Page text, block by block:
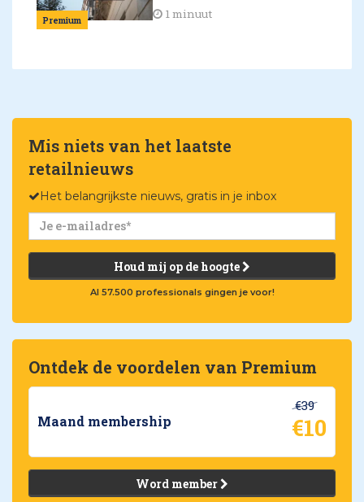
Premium 1 minuut
Mis niets van het laatste
retailnieuws
Het belangrijkste nieuws, gratis in je inbox
Houd mij op de hoogte
Al 57.500 professionals gingen je voor!
Ontdek de voordelen van Premium
Maand membership
€39
€10
Word member